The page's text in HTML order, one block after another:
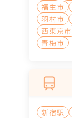
福生市
羽村市
西東京市
青梅市
新宿駅